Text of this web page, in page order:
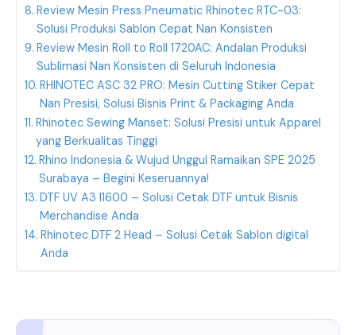
Review Mesin Press Pneumatic Rhinotec RTC-03:
Solusi Produksi Sablon Cepat Nan Konsisten
Review Mesin Roll to Roll 1720AC: Andalan Produksi
Sublimasi Nan Konsisten di Seluruh Indonesia
RHINOTEC ASC 32 PRO: Mesin Cutting Stiker Cepat
Nan Presisi, Solusi Bisnis Print & Packaging Anda
Rhinotec Sewing Manset: Solusi Presisi untuk Apparel
yang Berkualitas Tinggi
Rhino Indonesia & Wujud Unggul Ramaikan SPE 2025
Surabaya – Begini Keseruannya!
DTF UV A3 I1600 – Solusi Cetak DTF untuk Bisnis
Merchandise Anda
Rhinotec DTF 2 Head – Solusi Cetak Sablon digital
Anda